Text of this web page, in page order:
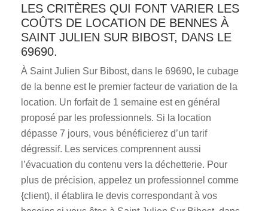
LES CRITÈRES QUI FONT VARIER LES
COÛTS DE LOCATION DE BENNES À
SAINT JULIEN SUR BIBOST, DANS LE
69690.
À Saint Julien Sur Bibost, dans le 69690, le cubage
de la benne est le premier facteur de variation de la
location. Un forfait de 1 semaine est en général
proposé par les professionnels. Si la location
dépasse 7 jours, vous bénéficierez d’un tarif
dégressif. Les services comprennent aussi
l’évacuation du contenu vers la déchetterie. Pour
plus de précision, appelez un professionnel comme
{client), il établira le devis correspondant à vos